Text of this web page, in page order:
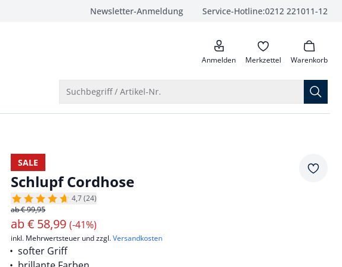
Newsletter-Anmeldung Service-Hotline:0212 221011-12
anrufen
Anmelden Merkzettel Warenkorb
Suchbegriff / Artikel-Nr.
SALE
Schlupf Cordhose
4,7 (24)
ab € 99,95
ab€ 58,99(-41%)
inkl. Mehrwertsteuer und zzgl.Versandkosten
softer Griff